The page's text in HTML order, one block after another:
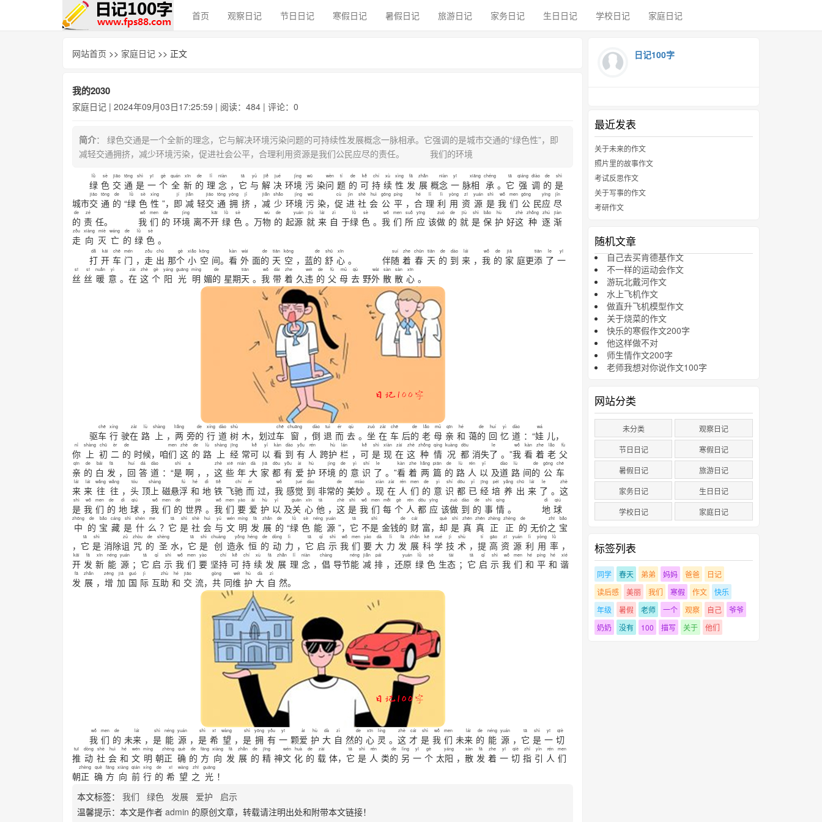
首页 观察日记 节日日记 寒假日记 暑假日记 旅游日记 家务日记 生日日记 学校日记 家庭日记
网站首页 >> 家庭日记 >> 正文
我的2030
家庭日记 | 2024年09月03日17:25:59 | 阅读：484 | 评论：0
简介： 绿色交通是一个全新的理念，它与解决环境污染问题的可持续性发展概念一脉相承。它强调的是城市交通的“绿色性”，即
减轻交通拥挤，减少环境污染，促进社会公平，合理利用资源是我们公民应尽的责任。 我们的环境
绿
lǜ
色
sè
交
jiāo
通
tōng
是
shì
一
yī
个
gè
全
quán
新
xīn
的
de
理
lǐ
念
niàn
， 它
tā
与
yǔ
解
jiě
决
jué
环境
jìng
污
wū
染问
wèn
题
tí
的
de
可
kě
持
chí
续
xù
性
xìng
发
fā
展
zhǎn
概念
niàn
一
yī
脉相
xiāng
承
chéng
。 它
tā
强
qiáng
调
diào
的
de
是
shì
城市交
jiāo
通
tōng
的
de
“绿
lǜ
色
sè
性
xìng
”， 即
jí
减
jiǎn
轻交
jiāo
通
tōng
拥
yōng
挤
jǐ
， 减
jiǎn
少
shǎo
环境
jìng
污
wū
染， 促
cù
进
jìn
社
shè
会
huì
公
gōng
平
píng
， 合
hé
理
lǐ
利
lì
用
yòng
资
zī
源
yuán
是
shì
我
wǒ
们
men
公
gōng
民应
yīng
尽
jǐn
的
de
责
zé
任。 我
wǒ
们
men
的
de
环境
jìng
离不开
kāi
绿
lǜ
色
sè
。万物
wù
的
de
起源
yuán
就
jiù
来
lái
自
zì
于绿
lǜ
色
sè
。 我
wǒ
们
men
所
suǒ
应
yīng
该做
zuò
的
de
就
jiù
是
shì
保
bǎo
护
hù
好这
zhè
种
zhǒng
逐
zhú
渐
jiàn
走
zǒu
向
xiàng
灭
miè
亡
wáng
的
de
绿
lǜ
色
sè
。
打
dǎ
开
kāi
车
chē
门
mén
， 走
zǒu
出
chū
那个
gè
小
xiǎo
空
kōng
间。 看
kàn
外
wài
面的
de
天
tiān
空
kōng
，蓝的
de
舒
shū
心
xīn
。 伴随
suí
着
zhe
春
chūn
天
tiān
的
de
到
dào
来
lái
， 我
wǒ
的
de
家
jiā
庭更添
tiān
了
le
一
yī
丝
sī
丝
sī
暖
nuǎn
意
yì
。 在
zài
这
zhè
个
gè
阳
yáng
光
guāng
明
míng
媚的
de
星期天
tiān
。 我
wǒ
带
dài
着
zhe
久违
wéi
的
de
父
fù
母
mǔ
去
qù
野外
wài
散
sàn
散
sàn
心
xīn
。
驱车
chē
行
xíng
驶在
zài
路
lù
上
shàng
， 两
liǎng
旁的
de
行
xíng
道
dào
树
shù
木，划过车
chē
窗
chuāng
， 倒
dào
退
tuì
而
ér
去
qù
。 坐
zuò
在
zài
车
chē
后的
de
老
lǎo
母
mǔ
亲
qīn
和
hé
蔼的
de
回
huí
忆
yì
道
dào
：“娃
wá
儿，
你
nǐ
上
shàng
初
chū
二
èr
的
de
时候，咱们
men
这
zhè
的
de
路
lù
上
shàng
经
jīng
常可
kě
以
yǐ
看
kàn
到
dào
有
yǒu
人
rén
跨护
hù
栏
lán
， 可
kě
是
shì
现
xiàn
在
zài
这
zhè
种
zhǒng
情
qíng
况
kuàng
都
dōu
消失了
le
。”我
wǒ
看
kàn
着
zhe
老
lǎo
父
fù
亲
qīn
的
de
白
bái
发
fā
， 回
huí
答
dá
道
dào
：“是
shì
啊
a
，， 这
zhè
些
xiē
年
nián
大
dà
家
jiā
都
dōu
有
yǒu
爱
ài
护
hù
环境
jìng
的
de
意
yì
识
shí
了
le
。”看
kàn
着
zhe
两
liǎng
篇
piān
的
de
路
lù
人
rén
以
yǐ
及道
dào
路
lù
间的
de
公
gōng
车
chē
来
lái
来
lái
往
wǎng
往
wǎng
， 头
tóu
顶 上
shàng
磁悬浮
fú
和
hé
地
dì
铁
tiě
飞驰
chí
而
ér
过， 我
wǒ
感觉
jué
到
dào
非常的
de
美妙
miào
。 现
xiàn
在
zài
人
rén
们
men
的
de
意
yì
识
shí
都
dōu
已
yǐ
经
jīng
培
péi
养
yǎng
出
chū
来
lái
了
le
。 这
zhè
是
shì
我
wǒ
们
men
的
de
地
dì
球
qiú
， 我
wǒ
们
men
的
de
世界
jiè
。 我
wǒ
们
men
要
yào
爱
ài
护
hù
以
yǐ
及关
guān
心
xīn
他
tā
， 这
zhè
是
shì
我
wǒ
们
men
每
měi
个
gè
人
rén
都
dōu
应
yīng
该做
zuò
到
dào
的
de
事
shì
情
qíng
。 地
dì
球
qiú
中
zhōng
的
de
宝
bǎo
藏
cáng
是
shì
什
shén
么
me
？ 它
tā
是
shì
社
shè
会
huì
与
yǔ
文
wén
明
míng
发
fā
展
zhǎn
的
de
“绿
lǜ
色
sè
能
néng
源
yuán
”， 它
tā
不是
shì
金钱的
de
财
cái
富， 却
què
是
shì
真
zhēn
真
zhēn
正
zhèng
正
zhèng
的
de
无价之
zhī
宝
bǎo
， 它
tā
是
shì
消除诅
zǔ
咒
zhòu
的
de
圣
shèng
水， 它
tā
是
shì
创
chuàng
造永
yǒng
恒
héng
的
de
动
dòng
力
lì
， 它
tā
启
qǐ
示
shì
我
wǒ
们
men
要
yào
大
dà
力
lì
发
fā
展
zhǎn
科
kē
学
xué
技
jì
术
shù
， 提
tí
高
gāo
资
zī
源
yuán
利
lì
用
yòng
率
lǜ
，
开
kāi
发
fā
新
xīn
能
néng
源
yuán
； 它
tā
启
qǐ
示
shì
我
wǒ
们
men
要
yào
坚持
chí
可
kě
持
chí
续
xù
发
fā
展
zhǎn
理
lǐ
念
niàn
， 倡
chàng
导节能
néng
减
jiǎn
排
pái
，还原
yuán
绿
lǜ
色
sè
生态
tài
； 它
tā
启
qǐ
示
shì
我
wǒ
们
men
和
hé
平
píng
和
hé
谐
xié
发
fā
展
zhǎn
， 增
zēng
加
jiā
国
guó
际
jì
互助
zhù
和
hé
交
jiāo
流， 共
gòng
同维
wéi
护
hù
大
dà
自
zì
然。
我
wǒ
们
men
的
de
未来
lái
， 是
shì
能
néng
源
yuán
， 是
shì
希
xī
望
wàng
， 是
shì
拥
yōng
有
yǒu
一
yī
颗爱
ài
护
hù
大
dà
自
zì
然的
de
心
xīn
灵
líng
。 这
zhè
才
cái
是
shì
我
wǒ
们
men
未来
lái
的
de
能
néng
源
yuán
， 它
tā
是
shì
一
yī
切
qiè
推
tuī
动
dòng
社
shè
会
huì
和
hé
文
wén
明
míng
朝正
zhèng
确
què
的
de
方
fāng
向
xiàng
发
fā
展
zhǎn
的
de
精
jīng
神文
wén
化
huà
的
de
载
zài
体， 它
tā
是
shì
人
rén
类的
de
另
lìng
一
yī
个
gè
太阳
yáng
， 散
sàn
发
fā
着
zhe
一
yī
切
qiè
指
zhǐ
引
yǐn
人
rén
们
men
朝正
zhèng
确
què
方
fāng
向
xiàng
前
qián
行
xíng
的
de
希
xī
望
wàng
之
zhī
光
guāng
！
本文标签： 我们 绿色 发展 爱护
启示
温馨提示：本文是作者 admin 的原创文章，转载请注明出处和附带本文链接！
日记100字
最近发表
关于未来的作文
照片里的故事作文
考试反思作文
关于写事的作文
考研作文
随机文章
自己去买肯德基作文
不一样的运动会作文
游玩北戴河作文
水上飞机作文
做直升飞机模型作文
关于烧菜的作文
快乐的寒假作文200字
他这样做不对
师生情作文200字
老师我想对你说作文100字
网站分类
未分类
观察日记
节日日记
寒假日记
暑假日记
旅游日记
家务日记
生日日记
学校日记
家庭日记
标签列表
同学 春天 弟弟 妈妈 爸爸
日记
读后感
美丽 我们 寒假 作文
快乐
年级
暑假 老师 一个 观察 自己
爷爷
奶奶
没有 100 描写 关于 他们